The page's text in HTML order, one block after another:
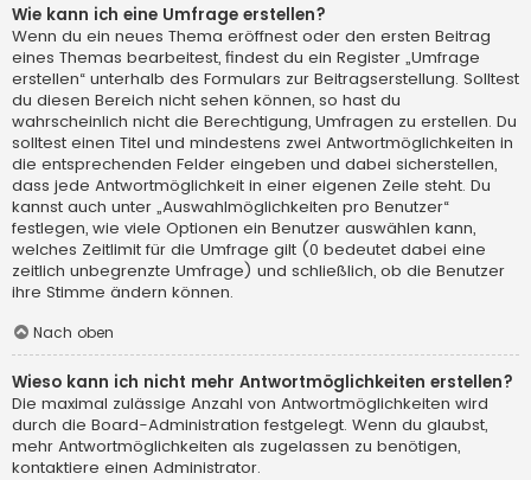
Wie kann ich eine Umfrage erstellen?
Wenn du ein neues Thema eröffnest oder den ersten Beitrag
eines Themas bearbeitest, findest du ein Register „Umfrage
erstellen“ unterhalb des Formulars zur Beitragserstellung. Solltest
du diesen Bereich nicht sehen können, so hast du
wahrscheinlich nicht die Berechtigung, Umfragen zu erstellen. Du
solltest einen Titel und mindestens zwei Antwortmöglichkeiten in
die entsprechenden Felder eingeben und dabei sicherstellen,
dass jede Antwortmöglichkeit in einer eigenen Zeile steht. Du
kannst auch unter „Auswahlmöglichkeiten pro Benutzer“
festlegen, wie viele Optionen ein Benutzer auswählen kann,
welches Zeitlimit für die Umfrage gilt (0 bedeutet dabei eine
zeitlich unbegrenzte Umfrage) und schließlich, ob die Benutzer
ihre Stimme ändern können.
Nach oben
Wieso kann ich nicht mehr Antwortmöglichkeiten erstellen?
Die maximal zulässige Anzahl von Antwortmöglichkeiten wird
durch die Board-Administration festgelegt. Wenn du glaubst,
mehr Antwortmöglichkeiten als zugelassen zu benötigen,
kontaktiere einen Administrator.